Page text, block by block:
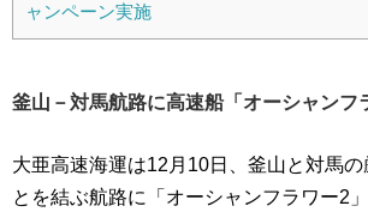
ャンペーン実施
釜山－対馬航路に高速船「オーシャンフ
大亜高速海運は12月10日、釜山と対馬
とを結ぶ航路に「オーシャンフラワー2